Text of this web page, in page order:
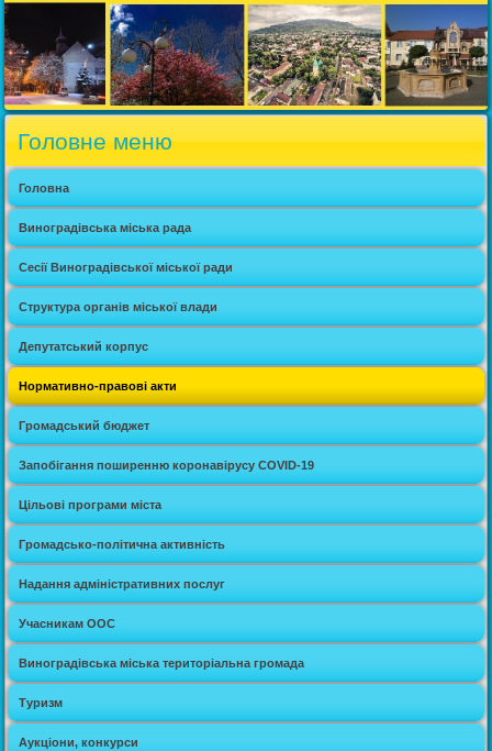
Головне меню
Головна
Виноградівська міська рада
Сесії Виноградівської міської ради
Структура органів міської влади
Депутатський корпус
Нормативно-правові акти
Громадський бюджет
Запобігання поширенню коронавірусу COVID-19
Цільові програми міста
Громадсько-політична активність
Надання адміністративних послуг
Учасникам ООС
Виноградівська міська територіальна громада
Туризм
Аукціони, конкурси